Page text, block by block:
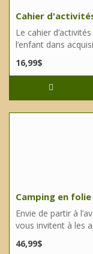
Cahier
Le cahier
l’enfant dans
16,99$
Camping en folie
Envie de partir à
vous invitent à les
46,99$